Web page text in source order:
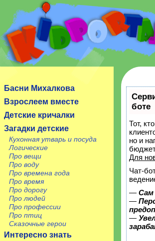
Сайт посвящен детям, их родителям,
Басни Михалкова
Взрослеем вместе
Детские кричалки
Загадки детские
Кухонная утварь и посуда
Логические
Про вещи
Про воду
Про времена года
Про время
Про дорогу
Про людей
Про профессии
Про птиц
Сказочные герои
Интересно знать
боте
Тот,
но и
Для
Чат-
— Сам
—
—